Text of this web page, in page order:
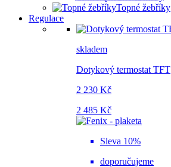
Topné žebříky
Regulace
skladem
Dotykový termostat TFT
2 230 Kč
2 485 Kč
Sleva 10%
doporučujeme